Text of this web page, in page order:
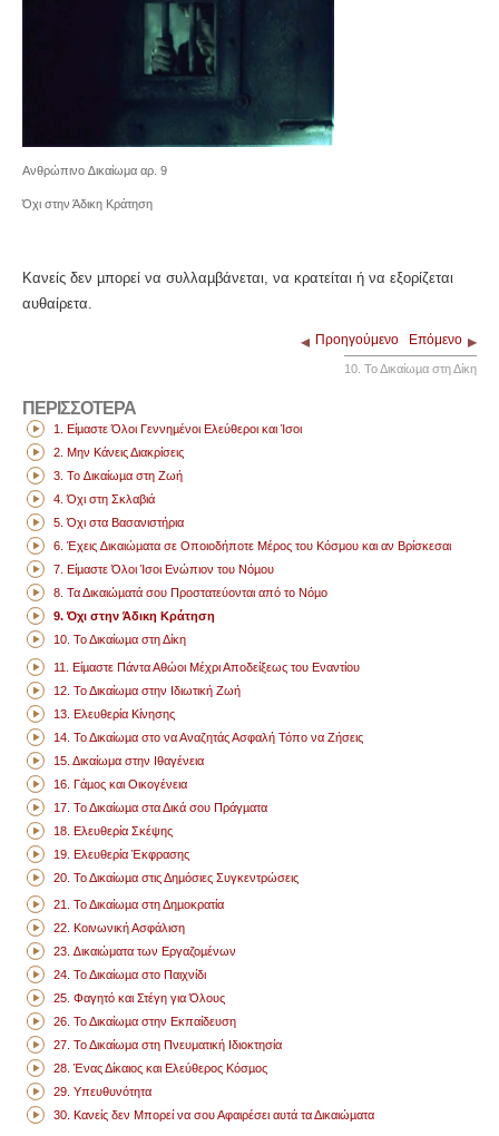
Ανθρώπινο ∆ικαίωμα αρ. 9
Όχι στην Άδικη Κράτηση
Κανείς δεν µπορεί να συλλαµβάνεται, να κρατείται ή να εξορίζεται
αυθαίρετα.
Προηγούμενο Επόμενο
10. Το Δικαίωµα στη Δίκη
ΠΕΡΙΣΣΟΤΕΡΑ
1. Είµαστε Όλοι Γεννηµένοι Ελεύθεροι και Ίσοι
2. Μην Κάνεις Διακρίσεις
3. Το ∆ικαίωµα στη Ζωή
4. Όχι στη Σκλαβιά
5. Όχι στα Βασανιστήρια
6. Έχεις ∆ικαιώµατα σε Οποιοδήποτε Μέρος του Κόσμου και αν Βρίσκεσαι
7. Είµαστε Όλοι Ίσοι Ενώπιον του Νόµου
8. Τα Δικαιώµατά σου Προστατεύονται από το Νόµο
9. Όχι στην Άδικη Κράτηση
10. Το Δικαίωµα στη Δίκη
11. Είµαστε Πάντα Αθώοι Μέχρι Αποδείξεως του Εναντίου
12. Το Δικαίωµα στην Ιδιωτική Ζωή
13. Ελευθερία Κίνησης
14. Το Δικαίωµα στο να Αναζητάς Ασφαλή Τόπο να Ζήσεις
15. Δικαίωμα στην Ιθαγένεια
16. Γάµος και Οικογένεια
17. Το Δικαίωµα στα Δικά σου Πράγµατα
18. Ελευθερία Σκέψης
19. Ελευθερία Έκφρασης
20. Το Δικαίωµα στις Δηµόσιες Συγκεντρώσεις
21. Το Δικαίωµα στη Δηµοκρατία
22. Κοινωνική Ασφάλιση
23. ∆ικαιώματα των Εργαζοµένων
24. Το Δικαίωµα στο Παιχνίδι
25. Φαγητό και Στέγη για Όλους
26. Το Δικαίωµα στην Εκπαίδευση
27. Το Δικαίωμα στη Πνευματική Ιδιοκτησία
28. Ένας Δίκαιος και Ελεύθερος Κόσµος
29. Υπευθυνότητα
30. Κανείς δεν Μπορεί να σου Αφαιρέσει αυτά τα Δικαιώµατα